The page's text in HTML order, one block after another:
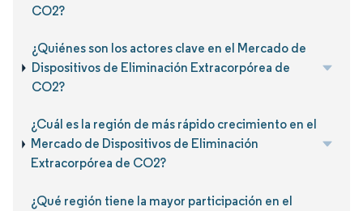
CO2?
¿Quiénes son los actores clave en el Mercado de
Dispositivos de Eliminación Extracorpórea de
CO2?
¿Cuál es la región de más rápido crecimiento en el
Mercado de Dispositivos de Eliminación
Extracorpórea de CO2?
¿Qué región tiene la mayor participación en el